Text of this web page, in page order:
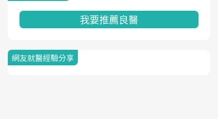
我要推薦良醫
網友就醫經驗分享